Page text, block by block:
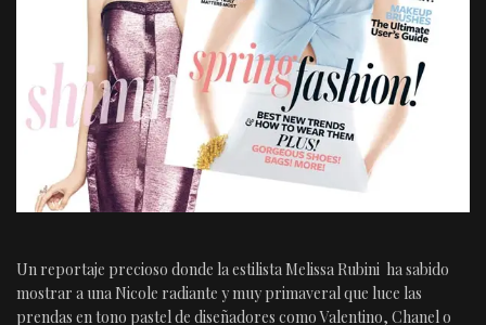
Un reportaje precioso donde la estilista Melissa Rubini ha sabido
mostrar a una Nicole radiante y muy primaveral que luce las
prendas en tono pastel de diseñadores como Valentino, Chanel o